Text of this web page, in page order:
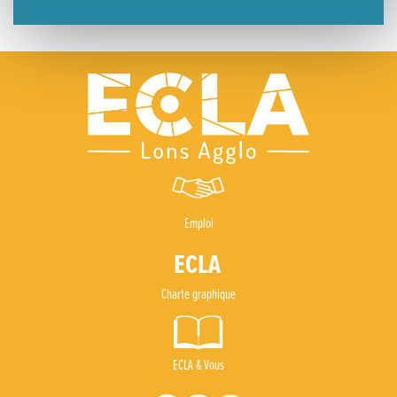
Emploi
Charte graphique
ECLA & Vous